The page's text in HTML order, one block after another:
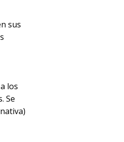
sus
los
Se